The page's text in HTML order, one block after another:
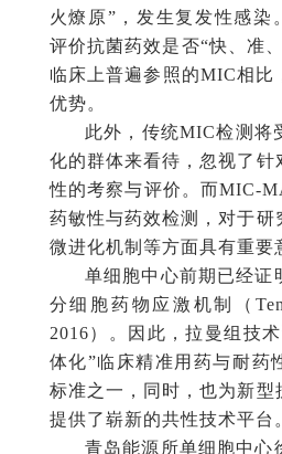
火燎原”，发生复发性感染
评价抗菌药效是否“快、准
临床上普遍参照的MIC相比
优势。
此外，传统MIC检测将
化的群体来看待，忽视了针
性的考察与评价。而MIC-
药敏性与药效检测，对于研
微进化机制等方面具有重要
单细胞中心前期已经证
分细胞药物应激机制（
2016）。因此，拉曼组技
体化”临床精准用药与耐药
标准之一，同时，也为新型
提供了崭新的共性技术平台
青岛能源所单细胞中心